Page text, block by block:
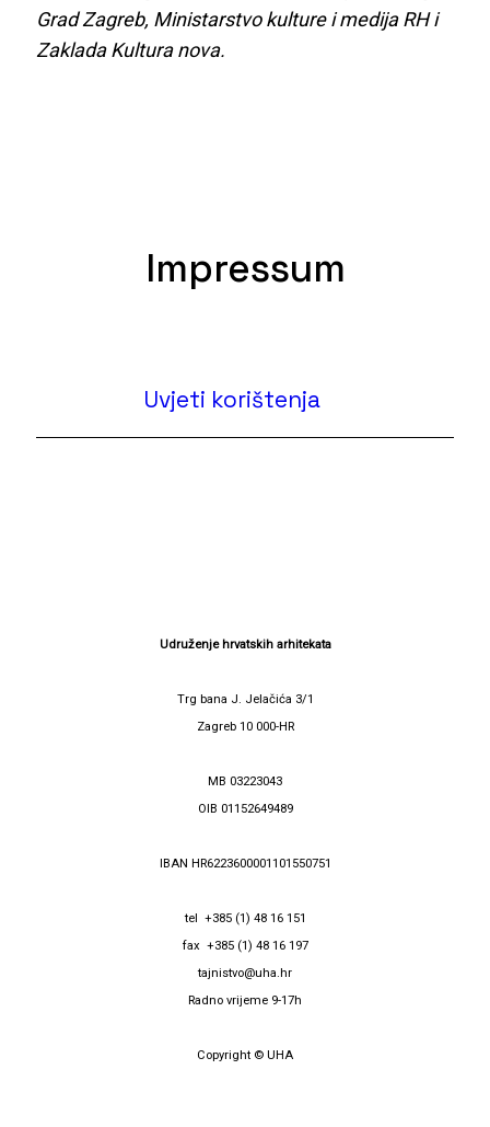
Grad Zagreb, Ministarstvo kulture i medija RH i
Zaklada Kultura nova.
Impressum
Uvjeti korištenja
Udruženje hrvatskih arhitekata
Trg bana J. Jelačića 3/1
Zagreb 10 000-HR
MB 03223043
OIB 01152649489
IBAN HR6223600001101550751
tel +385 (1) 48 16 151
fax +385 (1) 48 16 197
tajnistvo@uha.hr
Radno vrijeme 9-17h
Copyright © UHA